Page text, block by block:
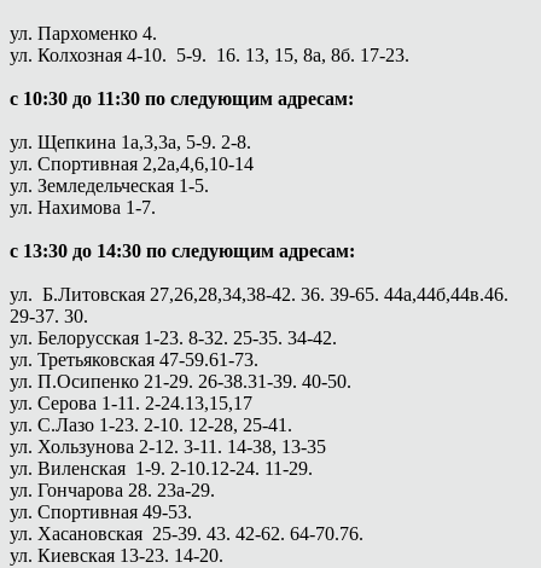
ул. Пархоменко 4.
ул. Колхозная 4-10. 5-9. 16. 13, 15, 8а, 8б. 17-23.
с 10:30 до 11:30 по следующим адресам:
ул. Щепкина 1а,3,3а, 5-9. 2-8.
ул. Спортивная 2,2а,4,6,10-14
ул. Земледельческая 1-5.
ул. Нахимова 1-7.
с 13:30 до 14:30 по следующим адресам:
ул. Б.Литовская 27,26,28,34,38-42. 36. 39-65. 44а,44б,44в.46.
29-37. 30.
ул. Белорусская 1-23. 8-32. 25-35. 34-42.
ул. Третьяковская 47-59.61-73.
ул. П.Осипенко 21-29. 26-38.31-39. 40-50.
ул. Серова 1-11. 2-24.13,15,17
ул. С.Лазо 1-23. 2-10. 12-28, 25-41.
ул. Хользунова 2-12. 3-11. 14-38, 13-35
ул. Виленская 1-9. 2-10.12-24. 11-29.
ул. Гончарова 28. 23а-29.
ул. Спортивная 49-53.
ул. Хасановская 25-39. 43. 42-62. 64-70.76.
ул. Киевская 13-23. 14-20.